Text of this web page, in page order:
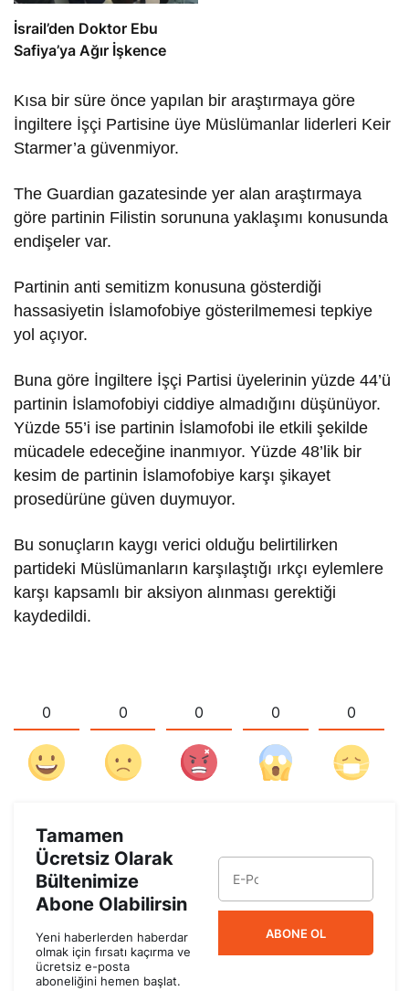
İsrail’den Doktor Ebu
Safiya’ya Ağır İşkence
Kısa bir süre önce yapılan bir araştırmaya göre
İngiltere İşçi Partisine üye Müslümanlar liderleri Keir
Starmer’a güvenmiyor.
The Guardian gazatesinde yer alan araştırmaya
göre partinin Filistin sorununa yaklaşımı konusunda
endişeler var.
Partinin anti semitizm konusuna gösterdiği
hassasiyetin İslamofobiye gösterilmemesi tepkiye
yol açıyor.
Buna göre İngiltere İşçi Partisi üyelerinin yüzde 44’ü
partinin İslamofobiyi ciddiye almadığını düşünüyor.
Yüzde 55’i ise partinin İslamofobi ile etkili şekilde
mücadele edeceğine inanmıyor. Yüzde 48’lik bir
kesim de partinin İslamofobiye karşı şikayet
prosedürüne güven duymuyor.
Bu sonuçların kaygı verici olduğu belirtilirken
partideki Müslümanların karşılaştığı ırkçı eylemlere
karşı kapsamlı bir aksiyon alınması gerektiği
kaydedildi.
0 0 0 0 0
Tamamen
Ücretsiz Olarak
Bültenimize
Abone Olabilirsin
Yeni haberlerden haberdar
olmak için fırsatı kaçırma ve
ücretsiz e-posta
aboneliğini hemen başlat.
ABONE OL